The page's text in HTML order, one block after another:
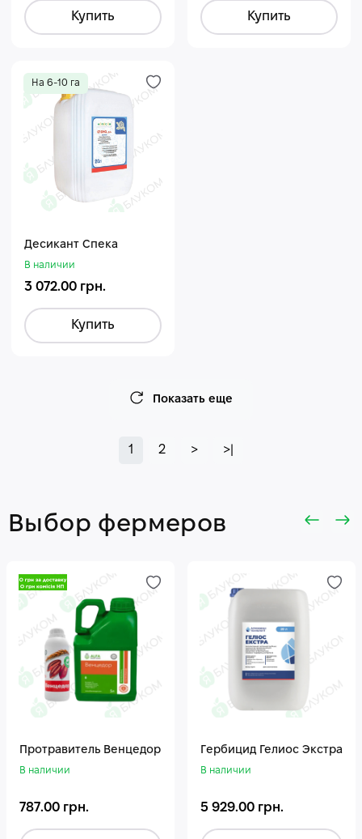
Купить Купить
На 6-10 га
Десикант Спека
В наличии
3 072.00 грн.
Купить
Показать еще
1 2 > >|
Выбор фермеров
Протравитель Венцедор
В наличии
787.00 грн.
Гepбицид Гелиос Экстра
В наличии
5 929.00 грн.